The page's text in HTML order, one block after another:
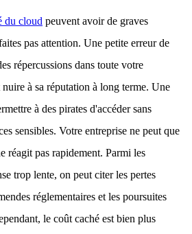
du cloud peuvent avoir de graves
pas attention. Une petite erreur de
répercussions dans toute votre
à sa réputation à long terme. Une
à des pirates d'accéder sans
sensibles. Votre entreprise ne peut que
réagit pas rapidement. Parmi les
trop lente, on peut citer les pertes
réglementaires et les poursuites
le coût caché est bien plus